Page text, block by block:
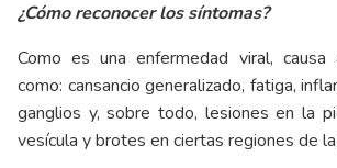
¿Cómo reconocer los síntomas?
Como es una enfermedad viral, causa
como: cansancio generalizado, fatiga,
ganglios y, sobre todo, lesiones en la
vesícula y brotes en ciertas regiones de